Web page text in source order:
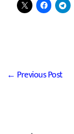
← Previous Post